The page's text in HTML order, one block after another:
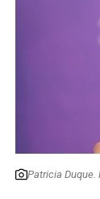
Patricia Duque.